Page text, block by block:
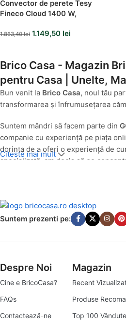
Convector de perete Tesy
Fineco Cloud 1400 W,
tesyCloud
1.863,40lei 1.149,50 lei
Brico Casa - Magazin
pentru Casa | Unelte,
Bun venit la Brico Casa, noul tău
transformarea și înfrumusețarea
Suntem mândri să facem parte din
companie cu experiență pe piața
dorința de a oferi o experiență de
specializată, am decis să ne
O Nouă Identitate, Aceeași Pasiune
iulie 2025, produsele
și grădină au fost comercializate cu
nostru de a servi cât mai bine
pasionați de amenajări interioare și
platforma godplay.ro înbricocasa.ro
reflectă mai bine misiunea noastră
principală pentru tot ce înseamnă
practice pentru un cămin armonios.
Citeste mai mult
Suntem prezenti pe:
Despre Noi
Cine e BricoCasa?
FAQs
Contactează-ne
Magazin
Recent
Produse
Top 100 Vândute